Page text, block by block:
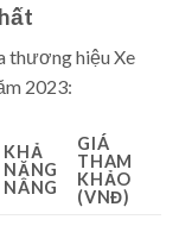
thương hiệu Xe
2023:
KHẢ
NĂNG
NÂNG
GIÁ
THAM
KHẢO
(VNĐ)